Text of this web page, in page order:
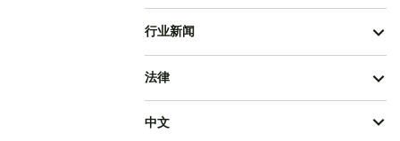
行业新闻
法律
中文